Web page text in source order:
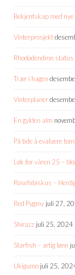
Bekjentskap med
Vinterprosjekt
Rhododendron
Trær i hagen
Vinterplaner
En gylden alm
På tide å evaluere
Løk for våren 25 –
Rosehibiskus –
Red Pygmy juli 27,
Shirazz juli 25, 2024
Starfish – artig lønn
Ukigumo juli 25,